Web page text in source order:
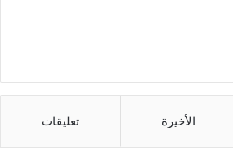
الأخيرة تعليقات